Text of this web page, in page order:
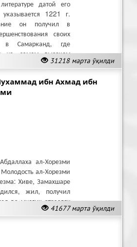
31218 марта ўқилди
датой его
1221 г.
он получил в
своих
в Самарканд, где
на самом высоком
ибн Ахмад ибн
41677 марта ўқилди
ал-Хорезми
ал-Хорезми
Хиве, Замахшаре
жил, получил
во многих отраслях